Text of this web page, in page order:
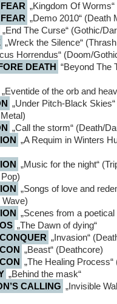
„Kingdom Of
„Demo 2010“ (Death
„End The Curse“ (Gothic/
„Wreck the Silence“
Horrendus“ (Doom/
DEATH “Beyond The
„Eventide of the orb and
„Under Pitch-Black Skies“
„Call the storm“ (Death/
„A Requim in Winters
„Music for the night“
„Songs of love and
„Scenes from a poetical
„The Dawn of dying“
„Invasion“
„Beast“ (Deathcore)
„The Healing
„Behind the mask“
CALLING „Invisible